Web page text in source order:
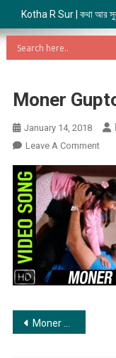
Kotha R Sur | কথা আর
Moner
January 14, 2018
Leave A CommentOn
|
মনের
গুপ্তচর​
Post
Moner Guptochor | মনের গুপ্তচর​